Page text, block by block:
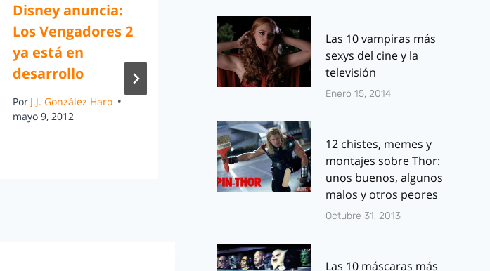
Disney anuncia:
Los Vengadores 2
ya está en
desarrollo
Por J.J. González Haro
mayo 9, 2012
caramelos mas
grandes, mayor
frescor
Hambre –
Llamas:
Las 10 vampiras más
sexys del cine y la
televisión
Enero 15, 2014
12 chistes, memes y
montajes sobre Thor:
unos buenos, algunos
malos y otros peores
Octubre 31, 2013
Las 10 máscaras más